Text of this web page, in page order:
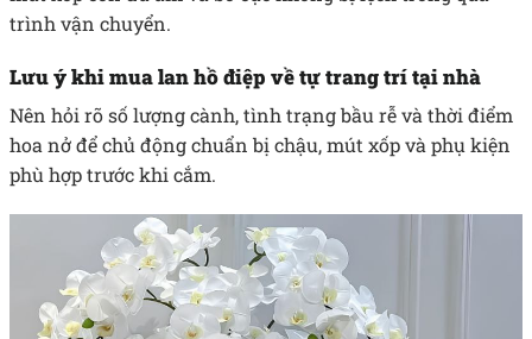
trình vận chuyển.
Lưu ý khi mua lan hồ điệp về tự trang trí tại nhà
Nên hỏi rõ số lượng cành, tình trạng bầu rễ và thời điểm
hoa nở để chủ động chuẩn bị chậu, mút xốp và phụ kiện
phù hợp trước khi cắm.